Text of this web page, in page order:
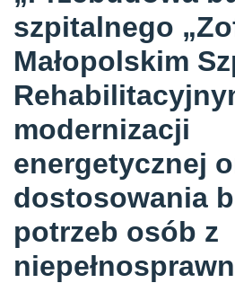
szpitalnego
Małopolskim
modernizacji
energetycznej
dostosowania
potrzeb osób z